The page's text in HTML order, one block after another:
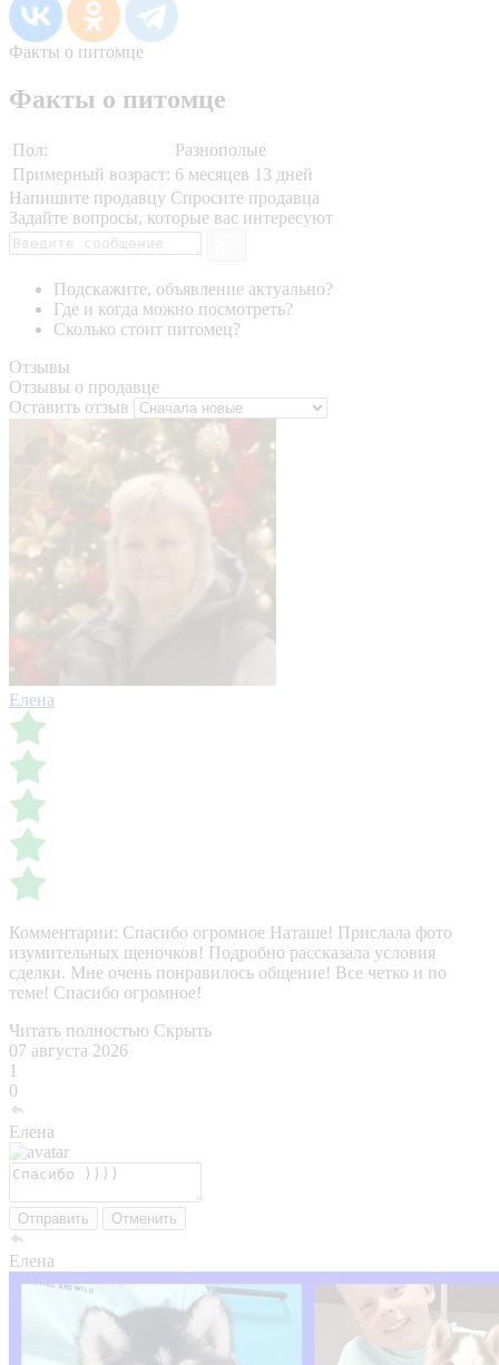
Факты о питомце
Факты о питомце
Пол:
Разнополые
Примерный возраст: 6 месяцев 13 дней
Напишите продавцу Спросите продавца
Задайте вопросы, которые вас интересуют
Подскажите, объявление актуально?
Где и когда можно посмотреть?
Сколько стоит питомец?
Отзывы
Отзывы о продавце
Оставить отзыв
Елена
Комментарии: Спасибо огромное Наташе! Прислала фото
изумительных щеночков! Подробно рассказала условия
сделки. Мне очень понравилось общение! Все четко и по
теме! Спасибо огромное!
Читать полностью Скрыть
07 августа 2026
1
0
Елена
Отправить Отменить
Елена